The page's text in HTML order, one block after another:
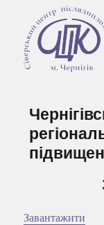
Завантажити